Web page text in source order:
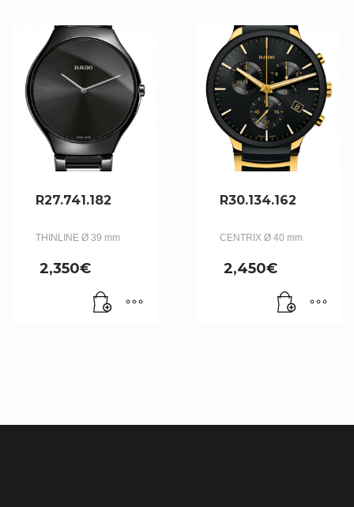
R27.741.182
THINLINE Ø 39 mm
2,350€
R30.134.162
CENTRIX Ø 40 mm
2,450€